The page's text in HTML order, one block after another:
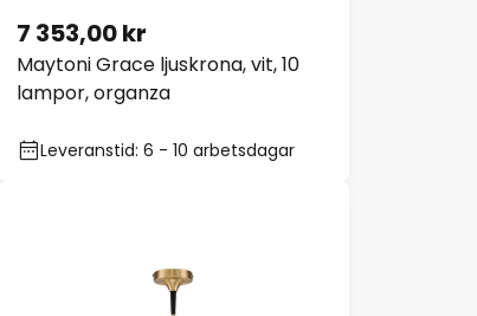
Maytoni Grace ljuskrona, vit, 10
lampor, organza
7 353,00 kr
Leveranstid: 6 - 10 arbetsdagar